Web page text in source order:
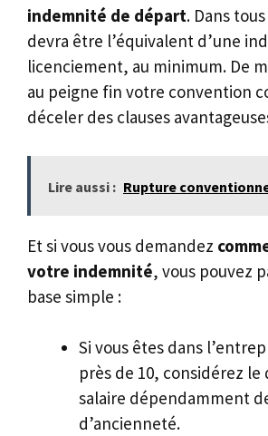
indemnité de départ. Dans
devra être l’équivalent d’une
licenciement, au minimum. De
au peigne fin votre convention
déceler des clauses
Lire aussi : Rupture
Et si vous vous demandez
votre indemnité, vous pouvez
base simple :
Si vous êtes dans
près de 10, considérez
salaire dépendamment
d’ancienneté.